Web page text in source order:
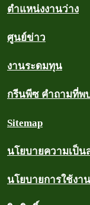
ตำแหน่งงานว่าง
ศูนย์ข่าว
งานระดมทุน
กรีนพีซ คำถามที่พ
Sitemap
นโยบายความเป็น
นโยบายการใช้งาน